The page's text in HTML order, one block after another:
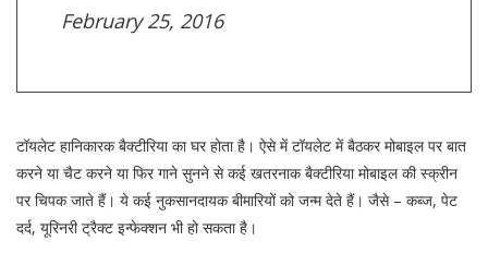
February 25, 2016
टॉयलेट हानिकारक बैक्टीरिया का घर होता है। ऐसे में टॉयलेट में बैठकर मोबाइल पर बात
करने या चैट करने या फिर गाने सुनने से कई खतरनाक बैक्टीरिया मोबाइल की स्क्रीन
पर चिपक जाते हैं। ये कई नुकसानदायक बीमारियों को जन्म देते हैं। जैसे – कब्ज, पेट
दर्द, यूरिनरी ट्रैक्ट इन्फेक्शन भी हो सकता है।